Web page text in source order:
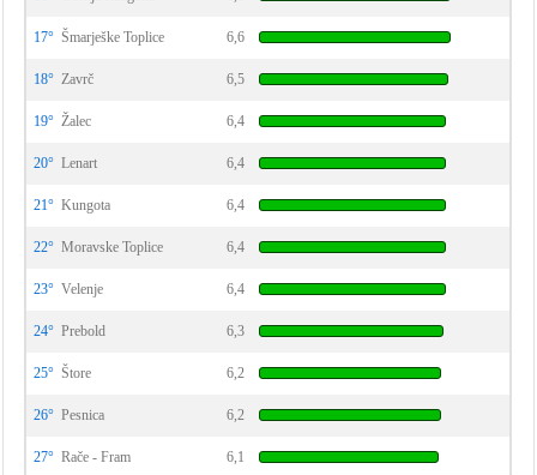
17° Šmarješke Toplice 6,6
18° Zavrč 6,5
19° Žalec 6,4
20° Lenart 6,4
21° Kungota 6,4
22° Moravske Toplice 6,4
23° Velenje 6,4
24° Prebold 6,3
25° Štore 6,2
26° Pesnica 6,2
27° Rače - Fram 6,1